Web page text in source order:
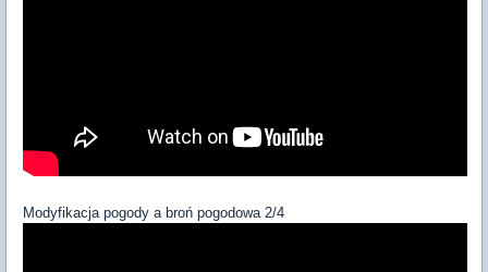
Modyfikacja pogody a broń pogodowa 2/4